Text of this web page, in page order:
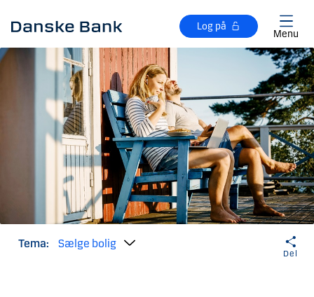
Log på
Menu
Tema: Sælge bolig
Del